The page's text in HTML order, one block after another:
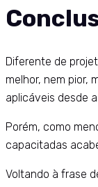
Diferente de
melhor, nem pior,
aplicáveis desde
Porém, como
capacitadas
Voltando à frase